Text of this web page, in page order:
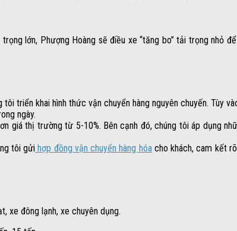
lớn, Phượng Hoàng sẽ điều xe “tăng bo” tải trọng nhỏ
triển khai hình thức vận chuyển hàng nguyên chuyến. Tùy
ngày.
giá thị trường từ 5-10%. Bên cạnh đó, chúng tôi áp dụng
tôi gửi hợp đồng vận chuyển hàng hóacho khách, cam kết rõ
xe đông lạnh, xe chuyên dụng.